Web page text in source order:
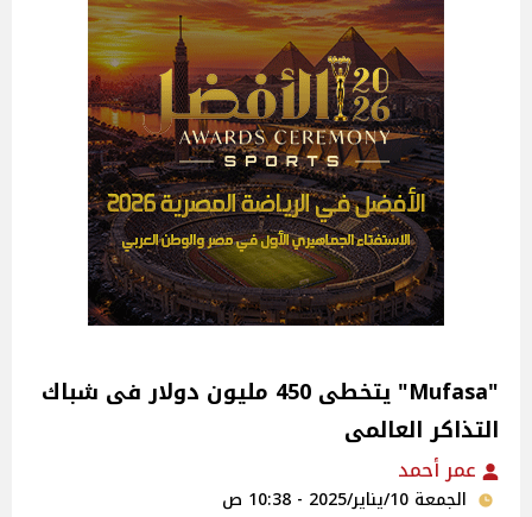
"Mufasa" يتخطى 450 مليون دولار فى شباك
التذاكر العالمى
عمر أحمد
الجمعة 10/يناير/2025 - 10:38 ص